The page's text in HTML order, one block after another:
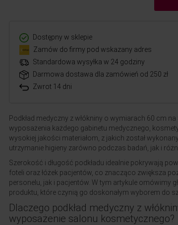
Dostępny w sklepie
Zamów do firmy pod wskazany adres
Standardowa wysyłka w 24 godziny
Darmowa dostawa dla zamówień od 250 zł
Zwrot 14 dni
Podkład medyczny z włókniny o wymiarach 60 cm
wyposażenia każdego gabinetu medycznego,
wysokiej jakości materiałom, z jakich został
utrzymanie higieny zarówno podczas badań, jak i
Szerokość i długość podkładu idealnie pokrywają
foteli oraz łóżek pacjentów, co znacząco zwiększa
personelu, jak i pacjentów. W tym artykule omówimy
produktu, które czynią go doskonałym wyborem do
Dlaczego podkład medyczny z
wyposażenie salonu kosmetycznego?